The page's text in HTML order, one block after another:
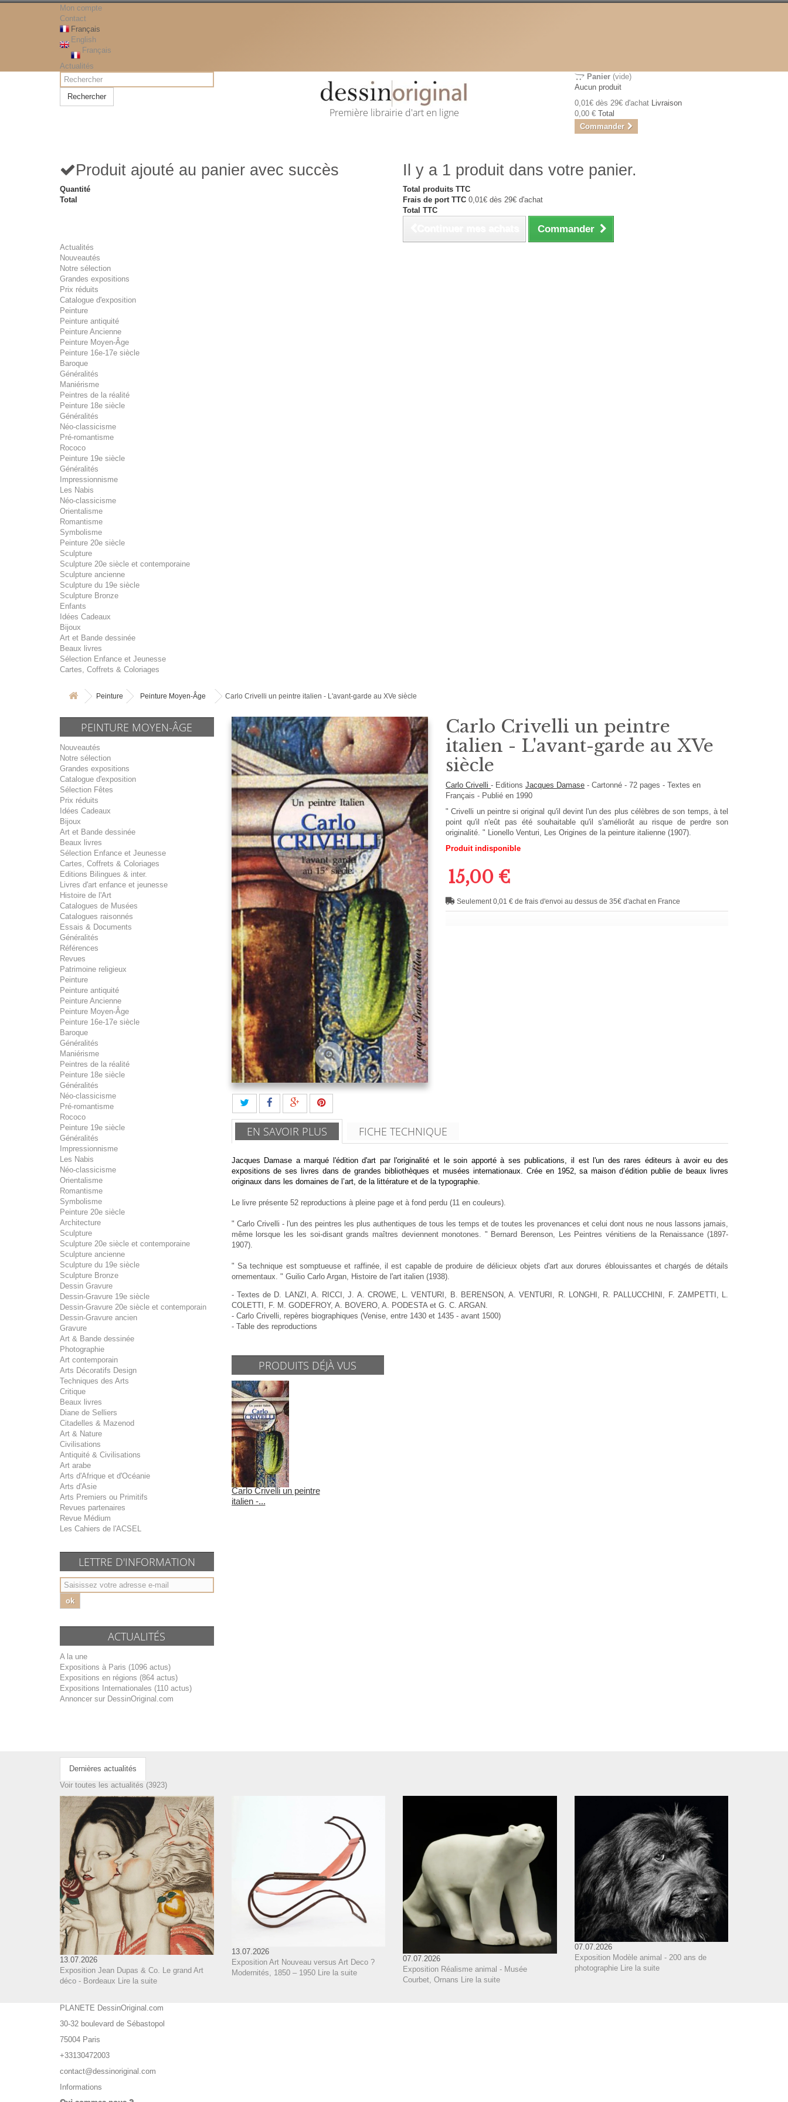
Mon compte
Contact
Français
English
Français
Actualités
Rechercher
Première librairie d'art en ligne
Panier (vide)
Aucun produit
0,01€ dès 29€ d'achat Livraison
0,00 € Total
Commander
Produit ajouté au panier avec succès
Quantité
Total
Il y a 1 produit dans votre panier.
Total produits TTC
Frais de port TTC 0,01€ dès 29€ d'achat
Total TTC
Commander
Actualités
Nouveautés
Notre sélection
Grandes expositions
Prix réduits
Catalogue d'exposition
Peinture
Peinture antiquité
Peinture Ancienne
Peinture Moyen-Âge
Peinture 16e-17e siècle
Baroque
Généralités
Maniérisme
Peintres de la réalité
Peinture 18e siècle
Généralités
Néo-classicisme
Pré-romantisme
Rococo
Peinture 19e siècle
Généralités
Impressionnisme
Les Nabis
Néo-classicisme
Orientalisme
Romantisme
Symbolisme
Peinture 20e siècle
Sculpture
Sculpture 20e siècle et contemporaine
Sculpture ancienne
Sculpture du 19e siècle
Sculpture Bronze
Enfants
Idées Cadeaux
Bijoux
Art et Bande dessinée
Beaux livres
Sélection Enfance et Jeunesse
Cartes, Coffrets & Coloriages
Peinture Peinture Moyen-Âge Carlo Crivelli un peintre italien - L'avant-garde au XVe siècle
PEINTURE MOYEN-ÂGE
Nouveautés
Notre sélection
Grandes expositions
Catalogue d'exposition
Sélection Fêtes
Prix réduits
Idées Cadeaux
Bijoux
Art et Bande dessinée
Beaux livres
Sélection Enfance et Jeunesse
Cartes, Coffrets & Coloriages
Editions Bilingues & inter.
Livres d'art enfance et jeunesse
Histoire de l'Art
Catalogues de Musées
Catalogues raisonnés
Essais & Documents
Généralités
Références
Revues
Patrimoine religieux
Peinture
Peinture antiquité
Peinture Ancienne
Peinture Moyen-Âge
Peinture 16e-17e siècle
Baroque
Généralités
Maniérisme
Peintres de la réalité
Peinture 18e siècle
Généralités
Néo-classicisme
Pré-romantisme
Rococo
Peinture 19e siècle
Généralités
Impressionnisme
Les Nabis
Néo-classicisme
Orientalisme
Romantisme
Symbolisme
Peinture 20e siècle
Architecture
Sculpture
Sculpture 20e siècle et contemporaine
Sculpture ancienne
Sculpture du 19e siècle
Sculpture Bronze
Dessin Gravure
Dessin-Gravure 19e siècle
Dessin-Gravure 20e siècle et contemporain
Dessin-Gravure ancien
Gravure
Art & Bande dessinée
Photographie
Art contemporain
Arts Décoratifs Design
Techniques des Arts
Critique
Beaux livres
Diane de Selliers
Citadelles & Mazenod
Art & Nature
Civilisations
Antiquité & Civilisations
Art arabe
Arts d'Afrique et d'Océanie
Arts d'Asie
Arts Premiers ou Primitifs
Revues partenaires
Revue Médium
Les Cahiers de l'ACSEL
LETTRE D'INFORMATION
ok
ACTUALITÉS
A la une
Expositions à Paris (1096 actus)
Expositions en régions (864 actus)
Expositions Internationales (110 actus)
Annoncer sur DessinOriginal.com
Carlo Crivelli un peintre
italien - L'avant-garde au XVe
siècle
Carlo Crivelli- EditionsJacques Damase -Cartonné-72pages -Textes en
Français- Publié en 1990
" Crivelli un peintre si original qu'il devint l'un des plus célèbres de son temps, à tel
point qu'il n'eût pas été souhaitable qu'il s'améliorât au risque de perdre son
originalité. " Lionello Venturi, Les Origines de la peinture italienne (1907).
Produit indisponible
15,00 €
Seulement 0,01 € de frais d'envoi au dessus de 35€ d'achat en France
EN SAVOIR PLUS FICHE TECHNIQUE
Jacques Damase a marqué l'édition d'art par l'originalité et le soin apporté à ses publications, il est l'un des rares éditeurs à avoir eu des
expositions de ses livres dans de grandes bibliothèques et musées internationaux. Crée en 1952, sa maison d’édition publie de beaux livres
originaux dans les domaines de l’art, de la littérature et de la typographie.
Le livre présente 52 reproductions à pleine page et à fond perdu (11 en couleurs).
" Carlo Crivelli - l'un des peintres les plus authentiques de tous les temps et de toutes les provenances et celui dont nous ne nous lassons jamais,
même lorsque les les soi-disant grands maîtres deviennent monotones. " Bernard Berenson, Les Peintres vénitiens de la Renaissance (1897-
1907).
" Sa technique est somptueuse et raffinée, il est capable de produire de délicieux objets d'art aux dorures éblouissantes et chargés de détails
ornementaux. " Guilio Carlo Argan, Histoire de l'art italien (1938).
- Textes de D. LANZI, A. RICCI, J. A. CROWE, L. VENTURI, B. BERENSON, A. VENTURI, R. LONGHI, R. PALLUCCHINI, F. ZAMPETTI, L.
COLETTI, F. M. GODEFROY, A. BOVERO, A. PODESTA et G. C. ARGAN.
- Carlo Crivelli, repères biographiques (Venise, entre 1430 et 1435 - avant 1500)
- Table des reproductions
PRODUITS DÉJÀ VUS
Carlo Crivelli un peintre
italien -...
Dernières actualités
Voir toutes les actualités (3923)
13.07.2026
Exposition Jean Dupas & Co. Le grand Art
déco - Bordeaux Lire la suite
13.07.2026
Exposition Art Nouveau versus Art Deco ?
Modernités, 1850 – 1950
Lire la suite
07.07.2026
Exposition Réalisme animal - Musée
Courbet, Ornans
Lire la suite
07.07.2026
Exposition Modèle animal - 200 ans de
photographie Lire la suite
PLANETE DessinOriginal.com
30-32 boulevard de Sébastopol
75004 Paris
+33130472003
contact@dessinoriginal.com
Informations